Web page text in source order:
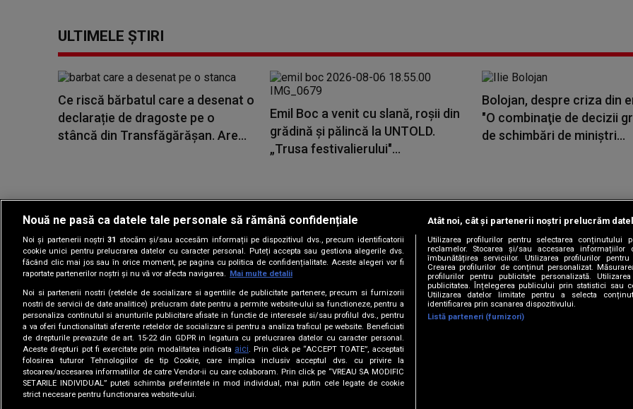
ULTIMELE ȘTIRI
Ce riscă bărbatul care a desenat o
declarație de dragoste pe o
stâncă din Transfăgărășan. Are...
Emil Boc a venit cu slană, roșii din
grădină și pălincă la UNTOLD.
„Trusa festivalierului"...
Bolojan, despre criza din
"O combinaţie de decizii
de schimbări de miniştri...
Copyright © 2026 / DIGI ROMANIA S.A.
Gestionați preferințele|Termeni și condiții |Politica de confidențialitate|Contact/Info|
Urmărește-ne și pe
Nouă ne pasă ca datele tale personale să rămână confidențiale
Noi și partenerii noștri31 stocăm și/sau accesăm informații pe dispozitivul dvs., precum identificatorii
cookie unici pentru prelucrarea datelor cu caracter personal. Puteți accepta sau gestiona alegerile dvs.
făcând clic mai jos sau în orice moment, pe pagina cu politica de confidențialitate. Aceste alegeri vor fi
raportate partenerilor noștri și nu vă vor afecta navigarea. Mai multe detalii
Noi si partenerii nostri (retelele de socializare si agentiile de publicitate partenere, precum si furnizorii
nostri de servicii de date analitice) prelucram date pentru a permite website-ului sa functioneze, pentru a
personaliza continutul si anunturile publicitare afisate in functie de interesele si/sau profilul dvs., pentru
a va oferi functionalitati aferente retelelor de socializare si pentru a analiza traficul pe website. Beneficiati
de drepturile prevazute de art. 15-22 din GDPR in legatura cu prelucrarea datelor cu caracter personal.
Aceste drepturi pot fi exercitate prin modalitatea indicata aici. Prin click pe “ACCEPT TOATE”, acceptati
folosirea tuturor Tehnologiilor de tip Cookie, care implica inclusiv acceptul dvs. cu privire la
stocarea/accesarea informatiilor de catre Vendor-ii cu care colaboram. Prin click pe “VREAU SA MODIFIC
SETARILE INDIVIDUAL” puteti schimba preferintele in mod individual, mai putin cele legate de cookie
strict necesare pentru functionarea website-ului.
Atât noi, cât și partenerii noștri prelucrăm
Utilizarea profilurilor pentru selectarea conținutului
reclamelor. Stocarea și/sau accesarea
îmbunătățirea serviciilor. Utilizarea profilurilor
Crearea profilurilor de conținut personalizat.
profilurilor pentru publicitate personalizată.
publicitatea. Înțelegerea publicului prin statistici sau
Utilizarea datelor limitate pentru a selecta
identificarea prin scanarea dispozitivului.
Listă parteneri (furnizori)